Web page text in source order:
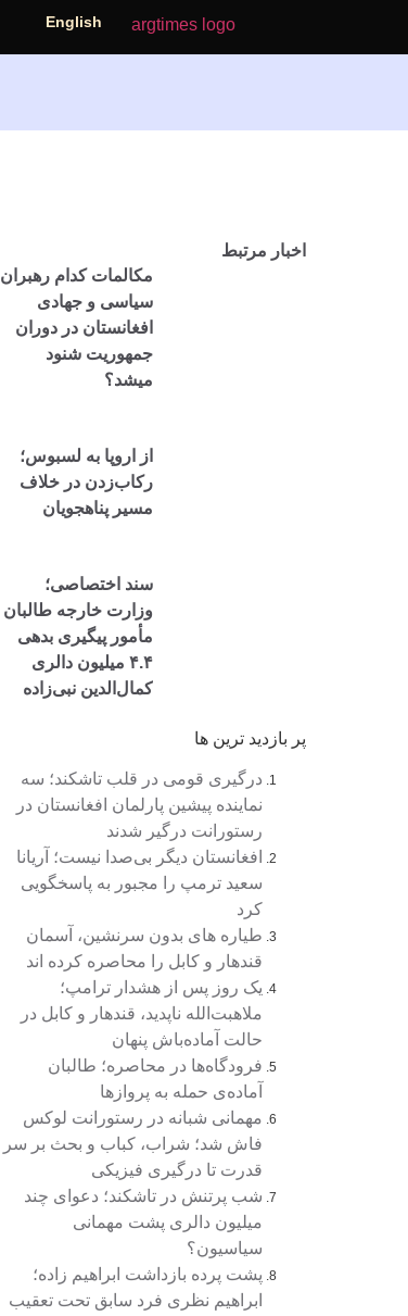
English
اخبار مرتبط
مکالمات کدام رهبران
سیاسی و جهادی
افغانستان در دوران
جمهوریت شنود
میشد؟
از اروپا به لسبوس؛
رکاب‌زدن در خلاف
مسیر پناهجویان
سند اختصاصی؛
وزارت خارجه طالبان
مأمور پیگیری بدهی
۴.۴ میلیون دالری
کمال‌الدین نبی‌زاده
پر بازدید ترین ها
درگیری قومی در قلب تاشکند؛ سه
نماینده پیشین پارلمان افغانستان در
رستورانت درگیر شدند
افغانستان دیگر بی‌صدا نیست؛ آریانا
سعید ترمپ را مجبور به پاسخگویی
کرد
طیاره های بدون سرنشین، آسمان
قندهار و کابل را محاصره کرده اند
یک روز پس از هشدار ترامپ؛
ملاهبت‌الله ناپدید، قندهار و کابل در
حالت آماده‌باش پنهان
فرودگاه‌ها در محاصره؛ طالبان
آماده‌ی حمله به پروازها
مهمانی شبانه در رستورانت لوکس
فاش شد؛ شراب، کباب و بحث بر سر
قدرت تا درگیری فیزیکی
شب پرتنش در تاشکند؛ دعوای چند
میلیون دالری پشت مهمانی
سیاسیون؟
پشت پرده بازداشت ابراهیم زاده؛
ابراهیم نظری فرد سابق تحت تعقیب